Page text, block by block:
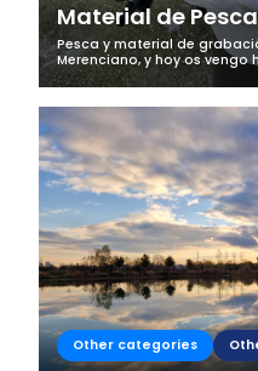
Material de
Pesca y material de
Merenciano, y hoy os vengo
preguntais mucho. Como
siempre uso material de
Other categories